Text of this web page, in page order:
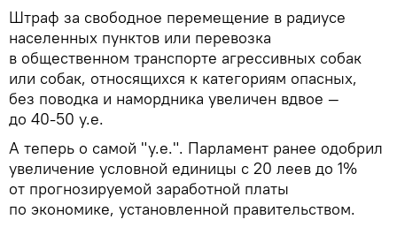
Штраф за свободное перемещение в радиусе
населенных пунктов или перевозка
в общественном транспорте агрессивных собак
или собак, относящихся к категориям опасных,
без поводка и намордника увеличен вдвое —
до 40-50 у.е.
А теперь о самой "у.е.". Парламент ранее одобрил
увеличение условной единицы с 20 леев до 1%
от прогнозируемой заработной платы
по экономике, установленной правительством.